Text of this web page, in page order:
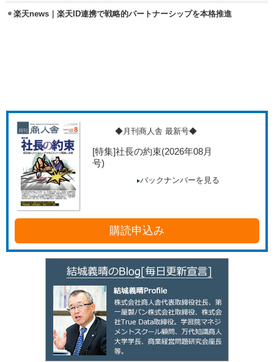
楽天news｜楽天ID連携で戦略的パートナーシップを本格推進
◆月刊商人舎 最新号◆
[特集]社長の約束(2026年08月
号)
バックナンバーを見る
購読申込み